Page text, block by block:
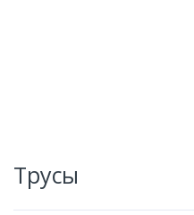
Трусы